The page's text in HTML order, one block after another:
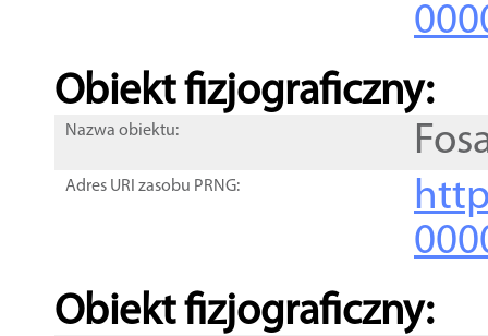
Obiekt fizjograficzny:
Nazwa obiektu:
Adres URI zasobu PRNG:
Obiekt fizjograficzny: